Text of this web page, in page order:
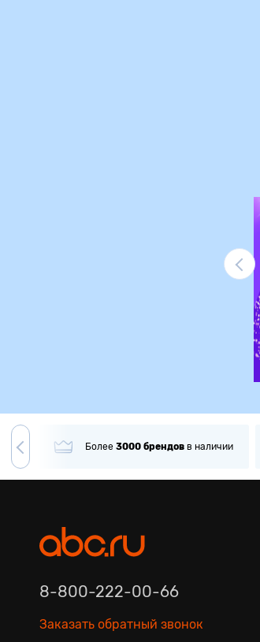
Более 3000 брендов в наличии
8-800-222-00-66
Заказать обратный звонок